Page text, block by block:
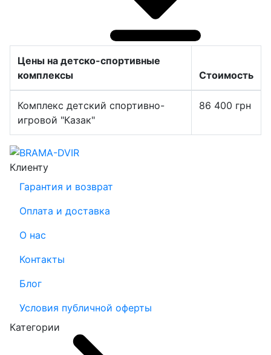
Цены на детско-спортивные
комплексы
Стоимость
Комплекс детский спортивно-
игровой "Казак"
86 400 грн
Клиенту
Гарантия и возврат
Оплата и доставка
О нас
Контакты
Блог
Условия публичной оферты
Категории